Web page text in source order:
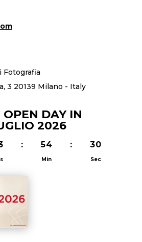
3 20139 Milano - Italy
OPEN DAY IN
2026
: 54
Min
: 29
Sec